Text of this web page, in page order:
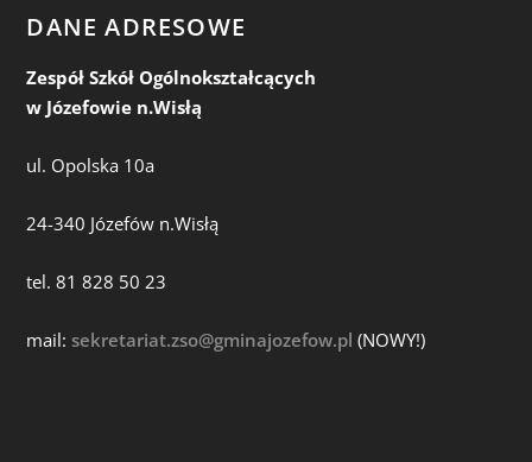
DANE ADRESOWE
Zespół Szkół Ogólnokształcących
w Józefowie n.Wisłą
ul. Opolska 10a
24-340 Józefów n.Wisłą
tel. 81 828 50 23
mail:sekretariat.zso@gminajozefow.pl (NOWY!)